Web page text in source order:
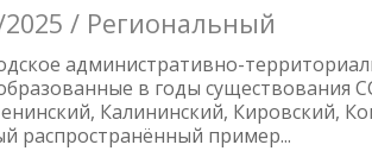
/ Региональный
административно-
в годы существования
Калининский, Кировский,
распространённый пример...